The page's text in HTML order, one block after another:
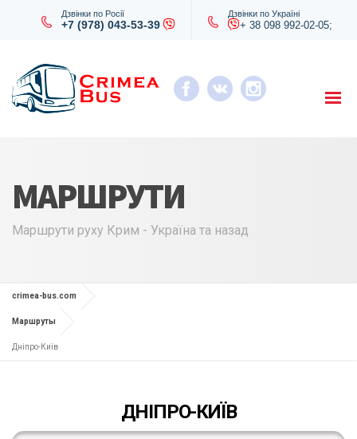
Дзвінки по Росії
+7 (978) 043-53-39
Дзвінки по Україні
+ 38 098 992-02-05;
МАРШРУТИ
Маршрути руху Крим - Україна та назад
crimea-bus.com
Маршруты
Дніпро-Київ
ДНІПРО-КИЇВ